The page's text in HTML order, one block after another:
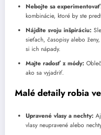
Nebojte sa
kombinácie, ktoré by ste
Nájdite svoju inšpiráciu:
sieťach, časopisy alebo
si ich nápady.
Majte radosť z módy:
ako sa vyjadriť.
Malé detaily robia
Upravené vlasy a nechty:
vlasy neupravené alebo